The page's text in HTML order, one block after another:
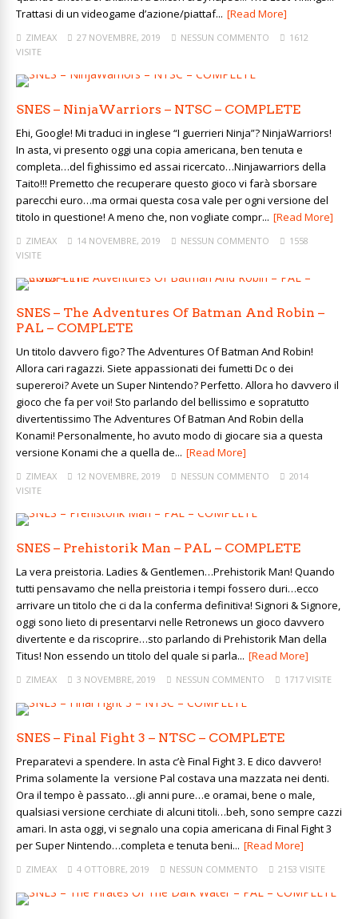
Trattasi di un videogame d’azione/piattaf... [Read More]
ZIMEAX 27 NOVEMBRE, 2019 NESSUN COMMENTO
1612
VISITE
SNES – NinjaWarriors – NTSC – COMPLETE
Ehi, Google! Mi traduci in inglese “I guerrieri Ninja”? NinjaWarriors!
In asta, vi presento oggi una copia americana, ben tenuta e
completa…del fighissimo ed assai ricercato…Ninjawarriors della
Taito!!! Premetto che recuperare questo gioco vi farà sborsare
parecchi euro…ma ormai questa cosa vale per ogni versione del
titolo in questione! A meno che, non vogliate compr... [Read More]
ZIMEAX 14 NOVEMBRE, 2019 NESSUN COMMENTO
1558
VISITE
SNES – The Adventures Of Batman And Robin –
PAL – COMPLETE
Un titolo davvero figo? The Adventures Of Batman And Robin!
Allora cari ragazzi. Siete appassionati dei fumetti Dc o dei
supereroi? Avete un Super Nintendo? Perfetto. Allora ho davvero il
gioco che fa per voi! Sto parlando del bellissimo e sopratutto
divertentissimo The Adventures Of Batman And Robin della
Konami! Personalmente, ho avuto modo di giocare sia a questa
versione Konami che a quella de... [Read More]
ZIMEAX 12 NOVEMBRE, 2019 NESSUN COMMENTO
2014
VISITE
SNES – Prehistorik Man – PAL – COMPLETE
La vera preistoria. Ladies & Gentlemen…Prehistorik Man! Quando
tutti pensavamo che nella preistoria i tempi fossero duri…ecco
arrivare un titolo che ci da la conferma definitiva! Signori & Signore,
oggi sono lieto di presentarvi nelle Retronews un gioco davvero
divertente e da riscoprire…sto parlando di Prehistorik Man della
Titus! Non essendo un titolo del quale si parla... [Read More]
ZIMEAX 3 NOVEMBRE, 2019 NESSUN COMMENTO 1717 VISITE
SNES – Final Fight 3 – NTSC – COMPLETE
Preparatevi a spendere. In asta c’è Final Fight 3. E dico davvero!
Prima solamente la versione Pal costava una mazzata nei denti.
Ora il tempo è passato…gli anni pure…e oramai, bene o male,
qualsiasi versione cerchiate di alcuni titoli…beh, sono sempre cazzi
amari. In asta oggi, vi segnalo una copia americana di Final Fight 3
per Super Nintendo…completa e tenuta beni... [Read More]
ZIMEAX 4 OTTOBRE, 2019 NESSUN COMMENTO 2153 VISITE